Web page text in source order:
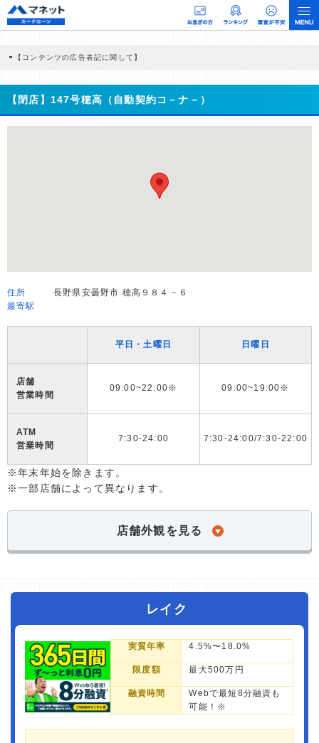
【コンテンツの広告表記に関して】
商品を根拠なくPRするものではなく、当編集部の調査／ユーザーへの口コミ収集な
どに基づき、公平性を担保した情報提供を行っています。
>提携企業一覧
【閉店】147号穂高（自動契約コ－ナ－）
住所
長野県安曇野市 穂高９８４－６
最寄駅
平日・土曜日 日曜日
店舗
営業時間
09:00~22:00※ 09:00~19:00※
ATM
営業時間
7:30-24:00 7:30-24:00/7:30-22:00
※年末年始を除きます。
※一部店舗によって異なります。
店舗外観を見る
レイク
実質年率 4.5%〜18.0%
限度額 最大500万円
融資時間
Webで最短8分融資も
可能！※